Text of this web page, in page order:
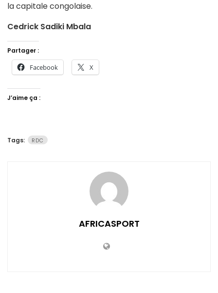
la capitale congolaise.
Cedrick Sadiki Mbala
Partager :
Facebook X
J’aime ça :
Tags: RDC
AFRICASPORT